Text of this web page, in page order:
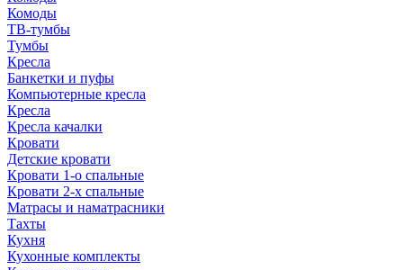
Комоды
ТВ-тумбы
Тумбы
Кресла
Банкетки и пуфы
Компьютерные кресла
Кресла
Кресла качалки
Кровати
Детские кровати
Кровати 1-о спальные
Кровати 2-х спальные
Матрасы и наматрасники
Тахты
Кухня
Кухонные комплекты